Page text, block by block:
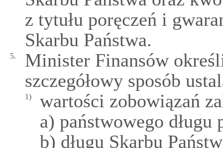
z tytułu poręczeń i
Skarbu Państwa.
5.
Minister Finansów
szczegółowy sposób
1)
wartości zobowiązań
a) państwowego długu
b) długu Skarbu